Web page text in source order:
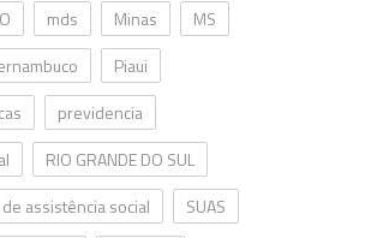
mds Minas
MS
Piaui
previdencia
RIO GRANDE DO SUL
assistência social
SUAS